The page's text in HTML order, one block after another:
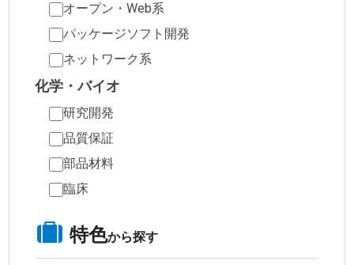
オープン・Web系
パッケージソフト開発
ネットワーク系
化学・バイオ
研究開発
品質保証
部品材料
臨床
特色から探す